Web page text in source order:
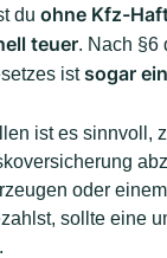
du ohne Kfz-
teuer. Nach §6
istsogar
ist es sinnvoll,
oder
sollte eine